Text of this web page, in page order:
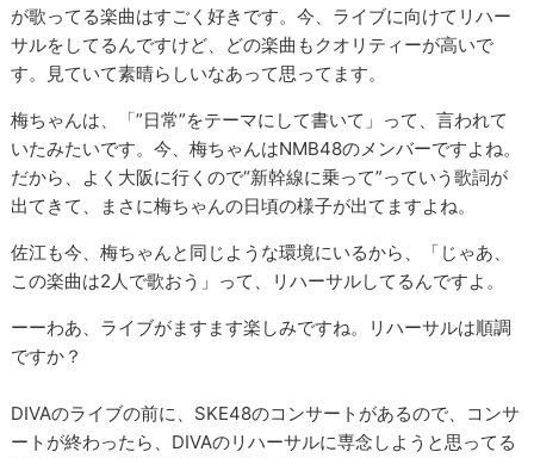
が歌ってる楽曲はすごく好きです。今、ライブに向けてリハー
サルをしてるんですけど、どの楽曲もクオリティーが高いで
す。見ていて素晴らしいなあって思ってます。
梅ちゃんは、「”日常”をテーマにして書いて」って、言われて
いたみたいです。今、梅ちゃんはNMB48のメンバーですよね。
だから、よく大阪に行くので“新幹線に乗って”っていう歌詞が
出てきて、まさに梅ちゃんの日頃の様子が出てますよね。
佐江も今、梅ちゃんと同じような環境にいるから、「じゃあ、
この楽曲は2人で歌おう」って、リハーサルしてるんですよ。
ーーわあ、ライブがますます楽しみですね。リハーサルは順調
ですか？
DIVAのライブの前に、SKE48のコンサートがあるので、コンサ
ートが終わったら、DIVAのリハーサルに専念しようと思ってる